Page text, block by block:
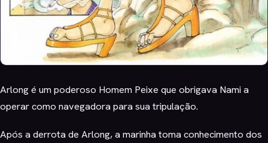
Arlong é um poderoso Homem Peixe que obrigava Nami a
operar como navegadora para sua tripulação.
Após a derrota de Arlong, a marinha toma conhecimento dos